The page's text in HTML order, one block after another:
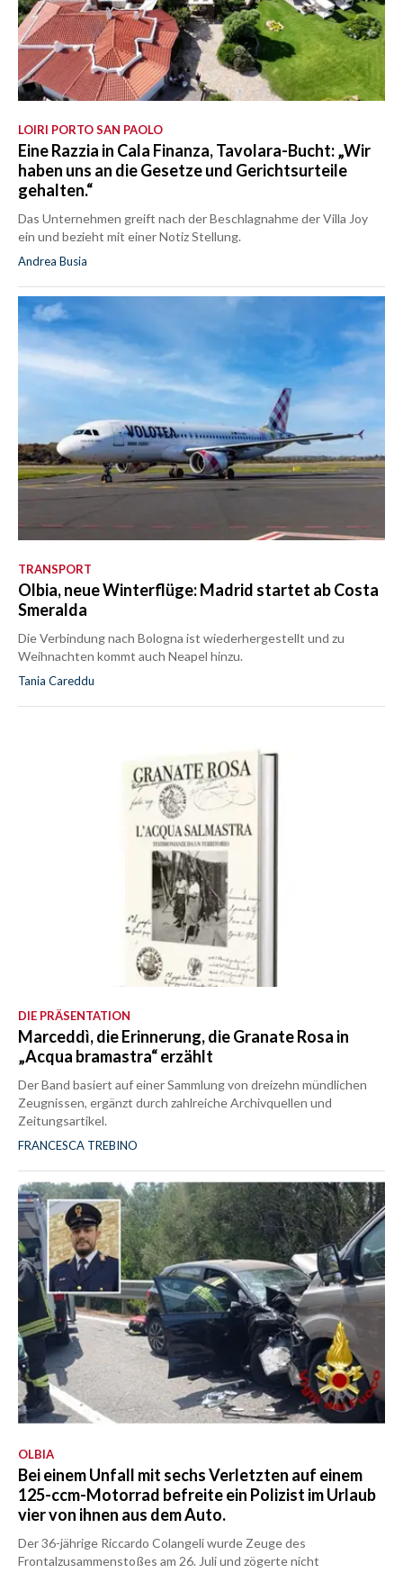
LOIRI PORTO SAN PAOLO
Eine Razzia in Cala Finanza, Tavolara-Bucht: „Wir
haben uns an die Gesetze und Gerichtsurteile
gehalten.“
Das Unternehmen greift nach der Beschlagnahme der Villa Joy
ein und bezieht mit einer Notiz Stellung.
Andrea Busia
TRANSPORT
Olbia, neue Winterflüge: Madrid startet ab Costa
Smeralda
Die Verbindung nach Bologna ist wiederhergestellt und zu
Weihnachten kommt auch Neapel hinzu.
Tania Careddu
DIE PRÄSENTATION
Marceddì, die Erinnerung, die Granate Rosa in
„Acqua bramastra“ erzählt
Der Band basiert auf einer Sammlung von dreizehn mündlichen
Zeugnissen, ergänzt durch zahlreiche Archivquellen und
Zeitungsartikel.
FRANCESCA TREBINO
OLBIA
Bei einem Unfall mit sechs Verletzten auf einem
125-ccm-Motorrad befreite ein Polizist im Urlaub
vier von ihnen aus dem Auto.
Der 36-jährige Riccardo Colangeli wurde Zeuge des
Frontalzusammenstoßes am 26. Juli und zögerte nicht